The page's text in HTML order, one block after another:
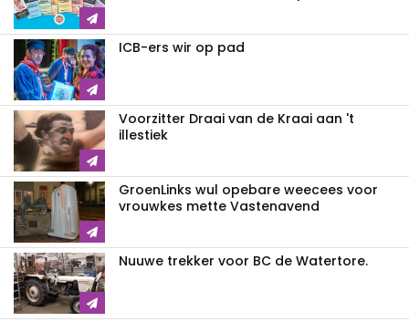
ICB-ers wir op pad
Voorzitter Draai van de Kraai aan 't
illestiek
GroenLinks wul opebare weecees voor
vrouwkes mette Vastenavend
Nuuwe trekker voor BC de Watertore.